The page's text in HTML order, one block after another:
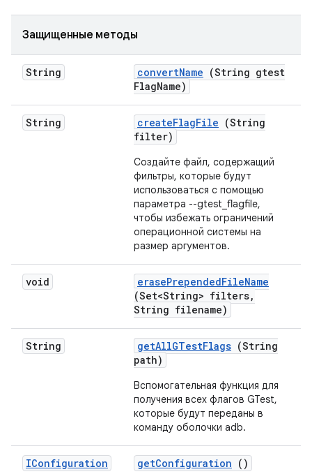
Защищенные методы
String convertName (String gtest
FlagName)
String createFlagFile (String
filter)
Создайте файл, содержащий
фильтры, которые будут
использоваться с помощью
параметра --gtest_flagfile,
чтобы избежать ограничений
операционной системы на
размер аргументов.
void erasePrependedFileName
(Set<String> filters,
String filename)
String getAllGTestFlags (String
path)
Вспомогательная функция для
получения всех флагов GTest,
которые будут переданы в
команду оболочки adb.
IConfiguration getConfiguration ()